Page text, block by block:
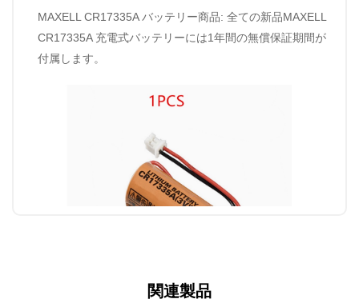
MAXELL CR17335A バッテリー商品: 全ての新品MAXELL
CR17335A 充電式バッテリーには1年間の無償保証期間が
付属します。
関連製品